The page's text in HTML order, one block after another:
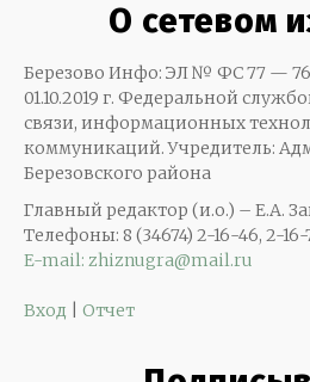
О сетевом
Березово Инфо: ЭЛ № ФС 77 —
01.10.2019 г. Федеральной
связи, информационных
коммуникаций. Учредитель:
Березовского района
Главный редактор (и.о.) – Е.А.
Телефоны: 8 (34674) 2-16-46, 2-16-
E-mail: zhiznugra@mail.ru
Вход Отчет